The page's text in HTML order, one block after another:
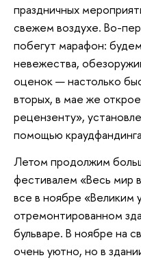
праздничных
свежем воздухе. Во-
побегут марафон:
невежества,
оценок — настолько
вторых, в мае же
рецензенту»,
помощью
Летом продолжим
фестивалем «Весь мир
все в ноябре «Великим
отремонтированном
бульваре. В ноябре на
очень уютно, но в